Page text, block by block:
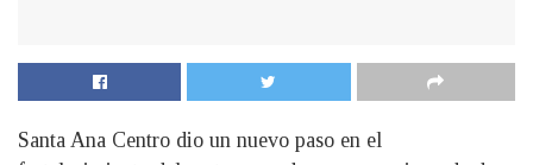
Santa Ana Centro dio un nuevo paso en el